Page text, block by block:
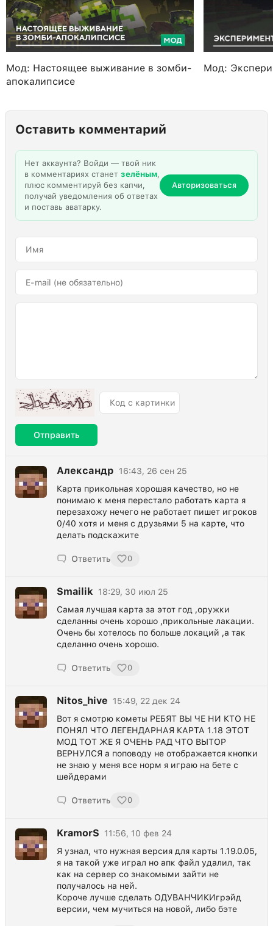
Мод: Настоящее выживание в зомби-
апокалипсисе
Мод:
Оставить комментарий
Нет аккаунта? Войди — твой ник
в комментариях станет зелёным,
плюс комментируй без капчи,
получай уведомления об ответах
и поставь аватарку.
Авторизоваться
Отправить
Александр
16:43, 26 сен 25
Карта прикольная хорошая качество, но не
понимаю к меня перестало работать карта я
перезахожу нечего не работает пишет игроков
0/40 хотя и меня с друзьями 5 на карте, что
делать подскажите
Ответить 0
Smailik
18:29, 30 июл 25
Самая лучшая карта за этот год ,оружки
сделанны очень хорошо ,прикольные лакации.
Очень бы хотелось по больше локаций ,а так
сделанно очень хорошо.
Ответить 0
Nitos_hive
15:49, 22 дек 24
Вот я смотрю кометы РЕБЯТ ВЫ ЧЕ НИ КТО НЕ
ПОНЯЛ ЧТО ЛЕГЕНДАРНАЯ КАРТА 1.18 ЭТОТ
МОД ТОТ ЖЕ Я ОЧЕНЬ РАД ЧТО ВЫТОР
ВЕРНУЛСЯ а поповоду не отображается кнопки
не знаю у меня все норм я играю на бете с
шейдерами
Ответить 0
KramorS
11:56, 10 фев 24
Я узнал, что нужная версия для карты 1.19.0.05,
я на такой уже играл но апк файл удалил, так
как на сервер со знакомыми зайти не
получалось на ней.
Короче лучше сделать ОДУВАНЧИКИгрэйд
версии, чем мучиться на новой, либо бэте